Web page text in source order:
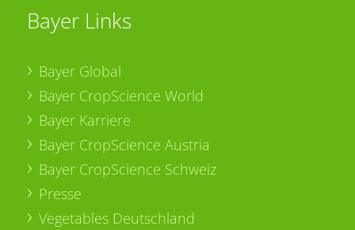
Bayer Links
Bayer Global
Bayer CropScience World
Bayer Karriere
Bayer CropScience Austria
Bayer CropScience Schweiz
Presse
Vegetables Deutschland